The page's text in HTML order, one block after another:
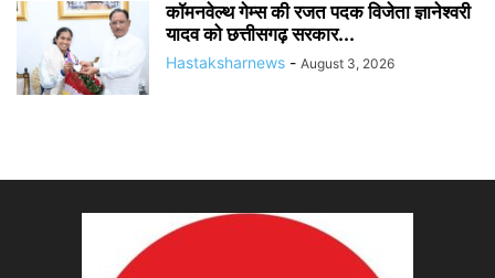
कॉमनवेल्थ गेम्स की रजत पदक विजेता ज्ञानेश्वरी
यादव को छत्तीसगढ़ सरकार...
Hastaksharnews - August 3, 2026